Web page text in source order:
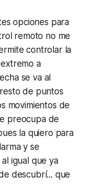
opciones para
remoto no me
controlar la
a
se va al
de puntos
movimientos de
preocupa de
la quiero para
y se
igual que ya
descubrí... que